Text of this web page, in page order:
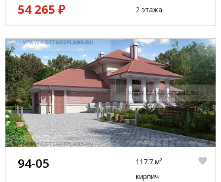
54 265 ₽
2 этажа
94-05
117.7 м²
кирпич